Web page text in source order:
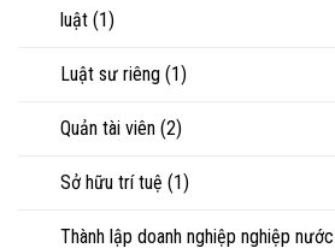
luật (1)
Luật sư riêng (1)
Quản tài viên (2)
Sở hữu trí tuệ (1)
Thành lập doanh nghiệp nghiệp